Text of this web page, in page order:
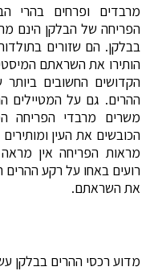
מרבדים ופרחים בהרי
הפריחה של הבלקן הינם
בבלקן. הם שזורים
הותירו את השראתם
הקדושים החשובים
ההרים. גם על המטיילים
משרים מרבדי הפריחה
הכובשים את העין
מראות הפריחה אין
רועים באחו על רקע
את השראתם.
מדוע רכסי ההרים בבלקן